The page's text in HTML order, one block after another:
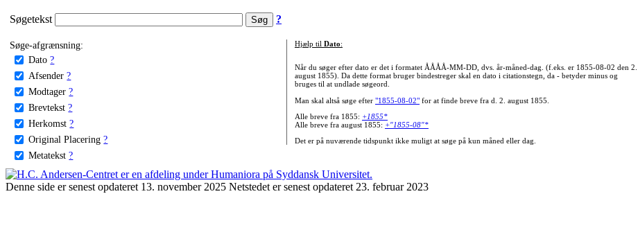
Søgetekst ?
Søge-afgrænsning:
Dato ?
Afsender ?
Modtager ?
Brevtekst ?
Herkomst ?
Original Placering ?
Metatekst ?
Hjælp til Dato:
Når du søger efter dato er det i formatet ÅÅÅÅ-MM-DD, dvs. år-måned-dag. (f.eks. er 1855-08-02 den 2.
august 1855). Da dette format bruger bindestreger skal en dato i citationstegn, da - betyder minus og
bruges til at undlade søgeord.
Man skal altså søge efter "1855-08-02"for at finde breve fra d. 2. august 1855.
Alle breve fra 1855: +1855*
Alle breve fra august 1855: +"1855-08"*
Det er på nuværende tidspunkt ikke muligt at søge på kun måned eller dag.
Denne side er senest opdateret 13. november 2025 Netstedet er senest opdateret 23. februar 2023